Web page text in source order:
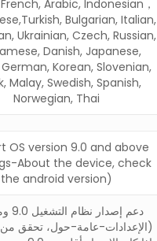
Arabic, Indonesian，
Bulgarian, Italian,
Ukrainian, Czech, Russian,
Danish, Japanese,
Korean, Slovenian,
Malay, Swedish, Spanish,
Norwegian, Thai
OS version 9.0 and above
About the device, check
the android version)
دعم
(الإعدادات-عامة-حول، تحقق من